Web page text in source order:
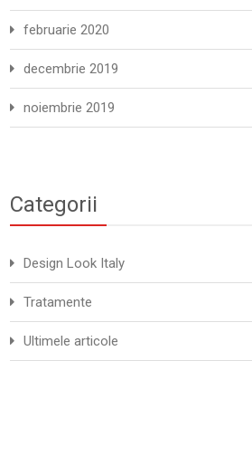
februarie 2020
decembrie 2019
noiembrie 2019
Categorii
Design Look Italy
Tratamente
Ultimele articole